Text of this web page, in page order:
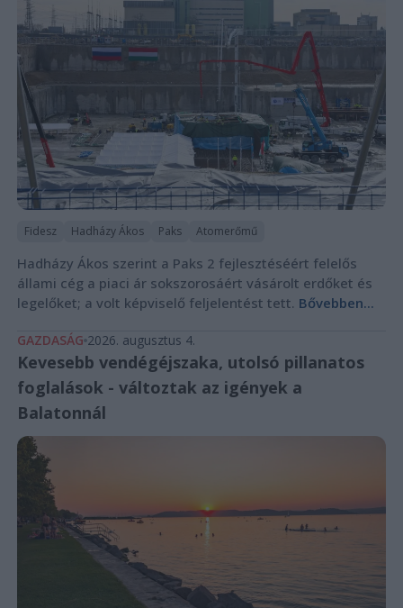
Fidesz Hadházy Ákos Paks Atomerőmű
Hadházy Ákos szerint a Paks 2 fejlesztéséért felelős
állami cég a piaci ár sokszorosáért vásárolt erdőket és
legelőket; a volt képviselő feljelentést tett. Bővebben...
GAZDASÁG 2026. augusztus 4.
Kevesebb vendégéjszaka, utolsó pillanatos
foglalások - változtak az igények a
Balatonnál